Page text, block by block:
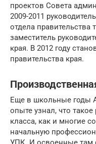
проектов Совета
2009-2011
отдела правительства
заместитель
края. В 2012 году
правительства края.
Еще в школьные годы
опыте узнал, что
класса, как и многие
начальную